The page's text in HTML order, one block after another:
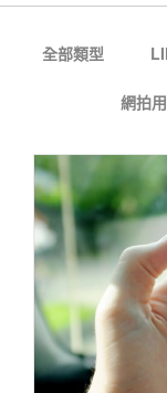
全部類型
網拍